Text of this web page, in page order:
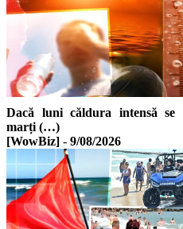
Dacă luni căldura intensă
marți (…)
[WowBiz] - 9/08/2026